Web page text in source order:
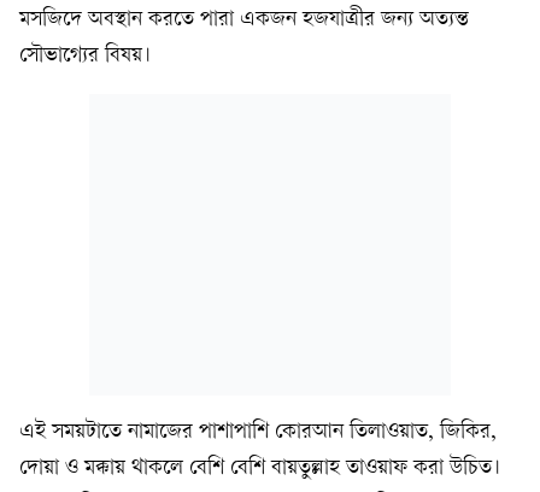
মসজিদে অবস্থান করতে পারা একজন হজযাত্রীর জন্য অত্যন্ত
সৌভাগ্যের বিষয়।
এই সময়টাতে নামাজের পাশাপাশি কোরআন তিলাওয়াত, জিকির,
দোয়া ও মক্কায় থাকলে বেশি বেশি বায়তুল্লাহ তাওয়াফ করা উচিত।